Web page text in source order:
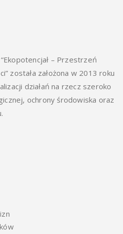
– Przestrzeń
została założona w 2013 roku
działań na rzecz szeroko
ochrony środowiska oraz